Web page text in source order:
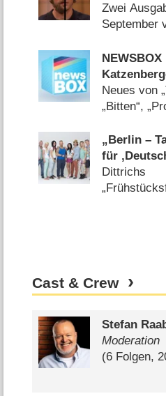
Polittalk
Heufer-
Zwei
September
und Co.
Neues von
„Bitten“,
Hundeprofi“
„Berlin –
für
Dittrichs
Cast & Crew
Stefan
Moderation
(6 Folgen,